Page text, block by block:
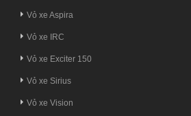
Vỏ xe Aspira
Vỏ xe IRC
Vỏ xe Exciter 150
Vỏ xe Sirius
Vỏ xe Vision